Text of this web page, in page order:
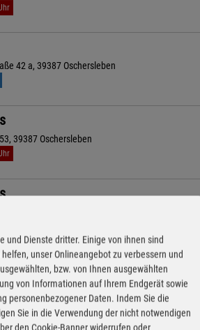
42 a, 39387 Oschersleben
39387 Oschersleben
33, 38364 Schöningen
und Dienste dritter. Einige von ihnen sind
unser Onlineangebot zu verbessern und
bzw. von Ihnen ausgewählten
von Informationen auf Ihrem Endgerät sowie
personenbezogener Daten. Indem Sie die
Sie in die Verwendung der nicht notwendigen
den Cookie-Banner widerrufen oder